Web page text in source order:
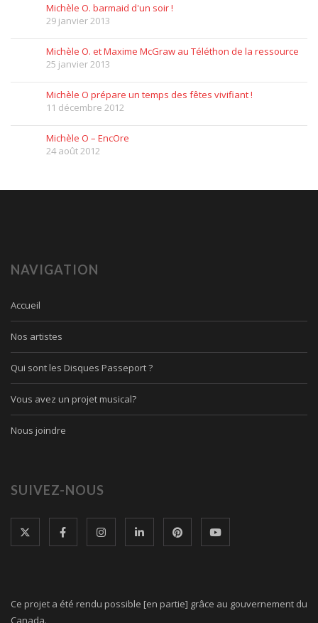
Michèle O. barmaid d'un soir !
29 janvier 2013
Michèle O. et Maxime McGraw au Téléthon de la ressource
25 janvier 2013
Michèle O prépare un temps des fêtes vivifiant !
11 décembre 2012
Michèle O – EncOre
24 août 2012
NAVIGATION
Accueil
Nos artistes
Qui sont les Disques Passeport ?
Vous avez un projet musical?
Nous joindre
SUIVEZ-NOUS
Ce projet a été rendu possible [en partie] grâce au gouvernement du
Canada.